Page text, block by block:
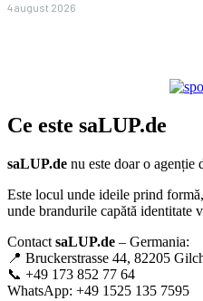
4 august 2026
Ce este saLUP.de
saLUP.de nu este doar o agenție
Este locul unde ideile prind
unde brandurile capătă identitate
Contact saLUP.de – Germania:
📍 Bruckerstrasse 44, 82205
📞 +49 173 852 77 64
WhatsApp: +49 1525 135 7595